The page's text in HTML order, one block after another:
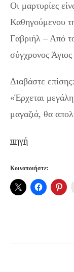
Οι μαρτυρίες
Καθηγούμενου
Γαβριήλ – Από
σύγχρονος
Διαβάστε
«Έρχεται
μαγαζιά, θα
πηγή
Κοινοποιήστε: